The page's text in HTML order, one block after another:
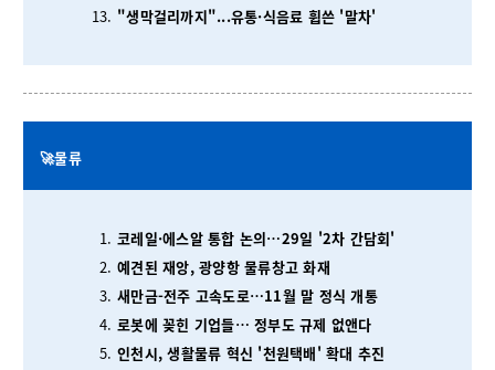
"생막걸리까지"...유통·식음료 휩쓴 '말차'
🚀물류
코레일·에스알 통합 논의…29일 '2차 간담회'
예견된 재앙, 광양항 물류창고 화재
새만금-전주 고속도로…11월 말 정식 개통
로봇에 꽂힌 기업들… 정부도 규제 없앤다
인천시, 생활물류 혁신 '천원택배' 확대 추진